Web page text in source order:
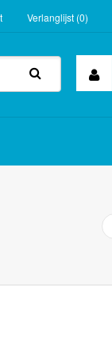
Verlanglijst (0)